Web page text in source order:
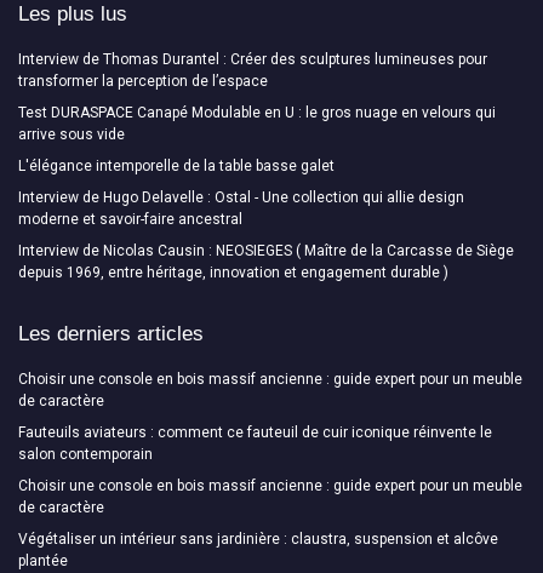
Les plus lus
Interview de Thomas Durantel : Créer des sculptures lumineuses pour
transformer la perception de l’espace
Test DURASPACE Canapé Modulable en U : le gros nuage en velours qui
arrive sous vide
L'élégance intemporelle de la table basse galet
Interview de Hugo Delavelle : Ostal - Une collection qui allie design
moderne et savoir-faire ancestral
Interview de Nicolas Causin : NEOSIEGES ( Maître de la Carcasse de Siège
depuis 1969, entre héritage, innovation et engagement durable )
Les derniers articles
Choisir une console en bois massif ancienne : guide expert pour un meuble
de caractère
Fauteuils aviateurs : comment ce fauteuil de cuir iconique réinvente le
salon contemporain
Choisir une console en bois massif ancienne : guide expert pour un meuble
de caractère
Végétaliser un intérieur sans jardinière : claustra, suspension et alcôve
plantée